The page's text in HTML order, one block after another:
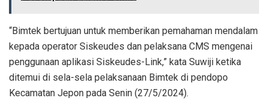
“Bimtek bertujuan untuk memberikan pemahaman mendalam
kepada operator Siskeudes dan pelaksana CMS mengenai
penggunaan aplikasi Siskeudes-Link,” kata Suwiji ketika
ditemui di sela-sela pelaksanaan Bimtek di pendopo
Kecamatan Jepon pada Senin (27/5/2024).